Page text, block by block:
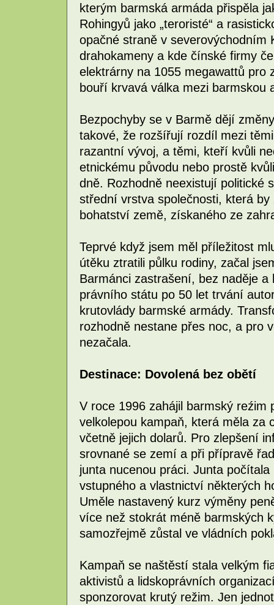
kterým barmská armáda přispěla
Rohingyů jako „teroristé“ a
opačné straně v severovýchodním
drahokameny a kde čínské firmy
elektrárny na 1055 megawattů pro
bouří krvavá válka mezi barmskou
Bezpochyby se v Barmě dějí
takové, že rozšířují rozdíl mezi
razantní vývoj, a těmi, kteří kvůli
etnickému původu nebo prostě
dně. Rozhodně neexistují politické
střední vrstva společnosti, která
bohatství země, získaného ze
Teprvé když jsem měl příležitost
útěku ztratili půlku rodiny, začal
Barmánci zastrašení, bez naděje
právního státu po 50 let trvání
krutovlády barmské armády.
rozhodně nestane přes noc, a pro
nezačala.
Destinace: Dovolená bez obětí
V roce 1996 zahájil barmský reźim
velkolepou kampaň, která měla za
včetně jejich dolarů. Pro zlepšení
srovnané se zemí a při přípravě
junta nucenou práci. Junta
vstupného a vlastnictví některých
Uměle nastavený kurz výměny
více než stokrát méně barmských
samozřejmě zůstal ve vládních
Kampaň se naštěstí stala velkým
aktivistů a lidskoprávních
sponzorovat krutý režim. Jen